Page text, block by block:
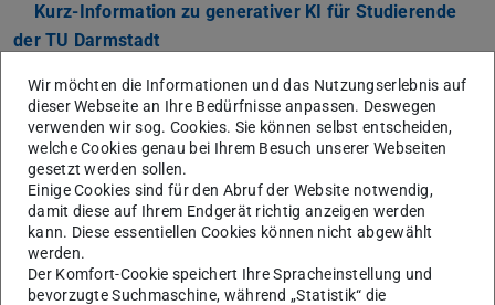
Kurz-Information zu generativer KI für Studierende
der TU Darmstadt
Handreichung zur Gestaltung von Lehr- und
Lernräumen(PDF-Datei)
(wird in neuem Tab geöffnet)
Didaktik und Lehrszenarien zum E-Learning
Barrierefreiheit in der digitalen Lehre
Diversitätssensible Lehre
Gendergerechte Lehre
Nutzung von Evaluationsergebnissen
Wir möchten die Informationen und das Nutzungserlebnis auf
dieser Webseite an Ihre Bedürfnisse anpassen. Deswegen
verwenden wir sog. Cookies. Sie können selbst entscheiden,
welche Cookies genau bei Ihrem Besuch unserer Webseiten
gesetzt werden sollen.
Einige Cookies sind für den Abruf der Website notwendig,
damit diese auf Ihrem Endgerät richtig anzeigen werden
kann. Diese essentiellen Cookies können nicht abgewählt
werden.
Der Komfort-Cookie speichert Ihre Spracheinstellung und
bevorzugte Suchmaschine, während „Statistik“ die